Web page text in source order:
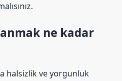
ne kadar
halsizlik ve yorgunluk